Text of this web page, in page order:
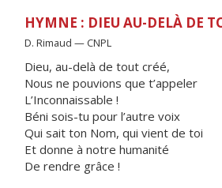
HYMNE : DIEU AU-DELÀ DE
D. Rimaud — CNPL
Dieu, au-delà de tout créé,
Nous ne pouvions que t’appeler
L’Inconnaissable !
Béni sois-tu pour l’autre voix
Qui sait ton Nom, qui vient de toi
Et donne à notre humanité
De rendre grâce !